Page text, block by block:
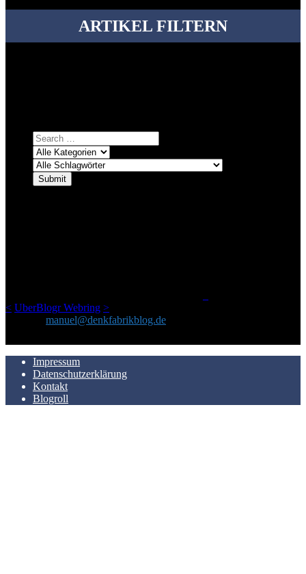
ARTIKEL FILTERN
< UberBlogr Webring >
manuel@denkfabrikblog.de
Impressum
Datenschutzerklärung
Kontakt
Blogroll